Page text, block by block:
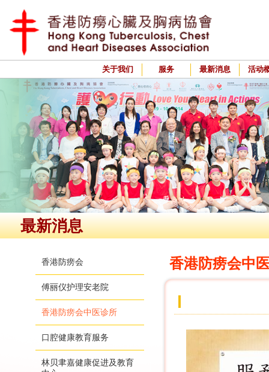
关于我们 服务 最新消息 活动
最新消息
香港防痨会
傅丽仪护理安老院
香港防痨会中医诊所
口腔健康教育服务
林贝聿嘉健康促进及教育
香港防痨会中